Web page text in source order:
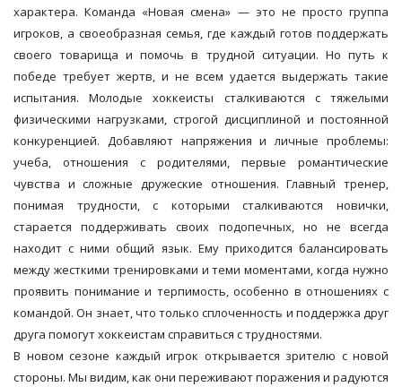
характера. Команда «Новая смена» — это не просто группа
игроков, а своеобразная семья, где каждый готов поддержать
своего товарища и помочь в трудной ситуации. Но путь к
победе требует жертв, и не всем удается выдержать такие
испытания. Молодые хоккеисты сталкиваются с тяжелыми
физическими нагрузками, строгой дисциплиной и постоянной
конкуренцией. Добавляют напряжения и личные проблемы:
учеба, отношения с родителями, первые романтические
чувства и сложные дружеские отношения. Главный тренер,
понимая трудности, с которыми сталкиваются новички,
старается поддерживать своих подопечных, но не всегда
находит с ними общий язык. Ему приходится балансировать
между жесткими тренировками и теми моментами, когда нужно
проявить понимание и терпимость, особенно в отношениях с
командой. Он знает, что только сплоченность и поддержка друг
друга помогут хоккеистам справиться с трудностями.
В новом сезоне каждый игрок открывается зрителю с новой
стороны. Мы видим, как они переживают поражения и радуются